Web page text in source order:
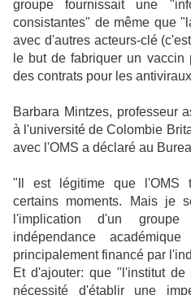
groupe fournissait une
consistantes" de même que
avec d'autres acteurs-clé
le but de fabriquer un
des contrats pour les
Barbara Mintzes, professeur
à l'université de Colombie
avec l'OMS a déclaré au
"Il est légitime que l'OMS
certains moments. Mais je
l'implication d'un
indépendance
principalement financé par
Et d'ajouter: que "l'institut
nécessité d'établir une